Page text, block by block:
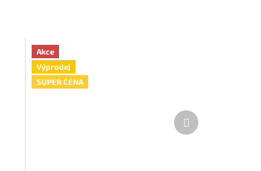
Akce
Výprodej
SUPER CENA
Další
produkt